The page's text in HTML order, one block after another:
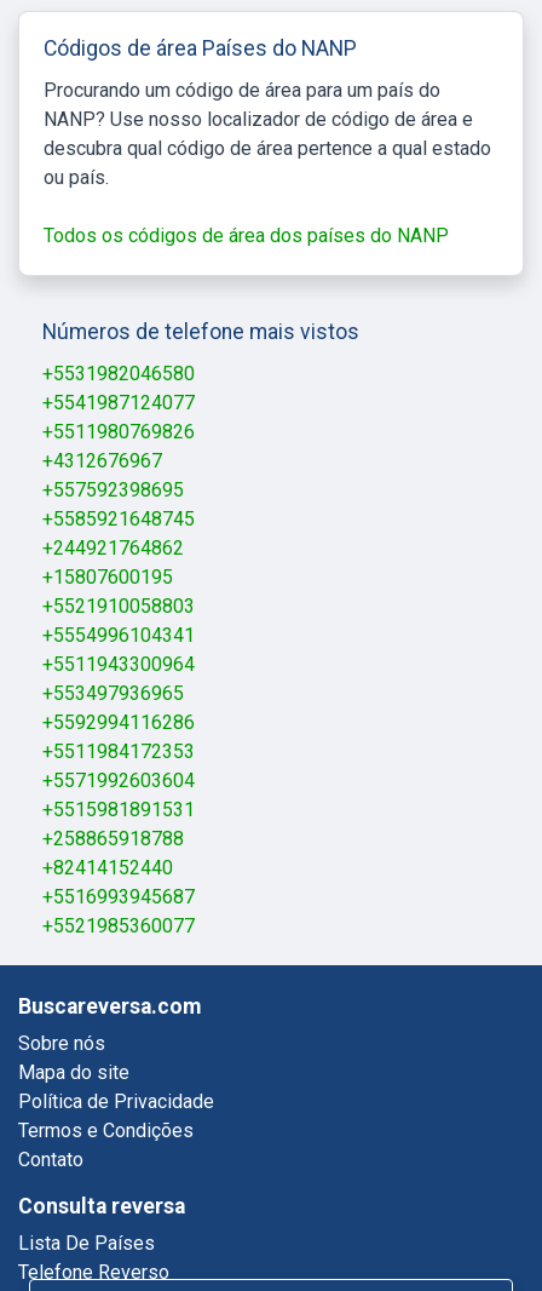
Códigos de área Países do NANP
Procurando um código de área para um país do
NANP? Use nosso localizador de código de área e
descubra qual código de área pertence a qual estado
ou país.
Todos os códigos de área dos países do NANP
Números de telefone mais vistos
+5531982046580
+5541987124077
+5511980769826
+4312676967
+557592398695
+5585921648745
+244921764862
+15807600195
+5521910058803
+5554996104341
+5511943300964
+553497936965
+5592994116286
+5511984172353
+5571992603604
+5515981891531
+258865918788
+82414152440
+5516993945687
+5521985360077
Buscareversa.com
Sobre nós
Mapa do site
Política de Privacidade
Termos e Condições
Contato
Consulta reversa
Lista De Países
Telefone Reverso